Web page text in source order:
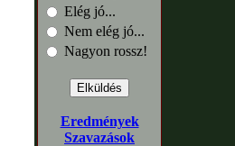
Elég jó...
Nem elég jó...
Nagyon rossz!
Eredmények
Szavazások